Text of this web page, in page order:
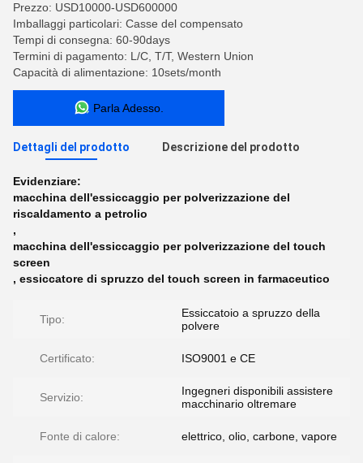
Prezzo: USD10000-USD600000
Imballaggi particolari: Casse del compensato
Tempi di consegna: 60-90days
Termini di pagamento: L/C, T/T, Western Union
Capacità di alimentazione: 10sets/month
Parla Adesso.
Dettagli del prodotto Descrizione del prodotto
Evidenziare:
macchina dell'essiccaggio per polverizzazione del
riscaldamento a petrolio
,
macchina dell'essiccaggio per polverizzazione del touch
screen
, essiccatore di spruzzo del touch screen in farmaceutico
Tipo:
Essiccatoio a spruzzo della
polvere
Certificato: ISO9001 e CE
Servizio:
Ingegneri disponibili assistere
macchinario oltremare
Fonte di calore: elettrico, olio, carbone, vapore